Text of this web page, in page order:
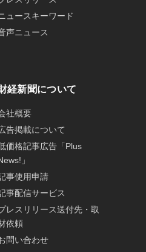
ュースキーワード
声ニュース
経新聞について
社概要
告掲載について
価格記事広告「Plus
」
事使用申請
事配信サービス
レスリリース送付先・取
依頼
問い合わせ